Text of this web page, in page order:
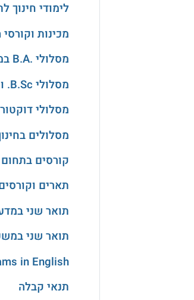
לימודי חינוך
מכינות
מסלולי .B.A במדעי הרוח והאמנויות
מסלולי B.Sc. ו – M.Sc. במדעים
מסלולי
מסלולים
קורסים
תארים
תואר שני
תואר שני
in English
תנאי קבלה